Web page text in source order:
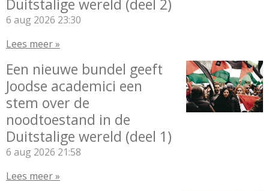
Duitstalige wereld (deel 2)
6 aug 2026 23:30
Lees meer »
Een nieuwe bundel geeft
Joodse academici een
stem over de
noodtoestand in de
Duitstalige wereld (deel 1)
6 aug 2026 21:58
Lees meer »